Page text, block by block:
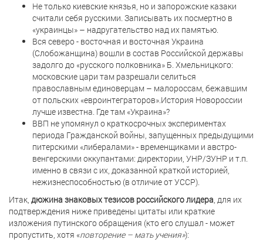
Не только киевские князья, но и запорожские казаки
считали себя русскими. Записывать их посмертно в
«украинцы» – надругательство над их памятью.
Вся северо - восточная и восточная Украина
(Слобожанщина) вошли в состав Российской державы
задолго до «русского полковника» Б. Хмельницкого:
московские цари там разрешали селиться
православным единоверцам – малороссам, бежавшим
от польских «евроинтеграторов».История Новороссии
лучше известна. Где там «Украина»?
ВВП не упомянул о краткосрочных экспериментах
периода Гражданской войны, запущенных предыдущими
питерскими «либералами» - временщиками и австро-
венгерскими оккупантами: директории, УНР/ЗУНР и т.п.
именно в связи с их, доказанной краткой историей,
нежизнеспособностью (в отличие от УССР).
Итак, дюжина знаковых тезисов российского лидера, для их
подтверждения ниже приведены цитаты или краткие
изложения путинского обращения (кто его слушал - может
пропустить, хотя «повторение – мать учения»):